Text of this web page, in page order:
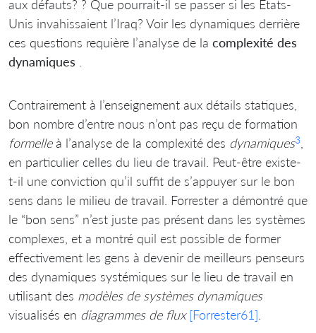
aux défauts? ? Que pourrait-il se passer si les Etats-
Unis invahissaient l’Iraq? Voir les dynamiques derrière
ces questions requière l’analyse de la complexité des
dynamiques
Contrairement à l’enseignement aux détails statiques,
bon nombre d’entre nous n’ont pas reçu de formation
formelleà l’analyse de la complexité des dynamiques3
en particulier celles du lieu de travail. Peut-être existe-
t-il une conviction qu’il suffit de s’appuyer sur le bon
sens dans le milieu de travail. Forrester a démontré que
le “bon sens” n’est juste pas présent dans les systèmes
complexes, et a montré quil est possible de former
effectivement les gens à devenir de meilleurs penseurs
des dynamiques systémiques sur le lieu de travail en
utilisant des modèles de systèmes dynamiques
visualisés en diagrammes de flux [Forrester61]